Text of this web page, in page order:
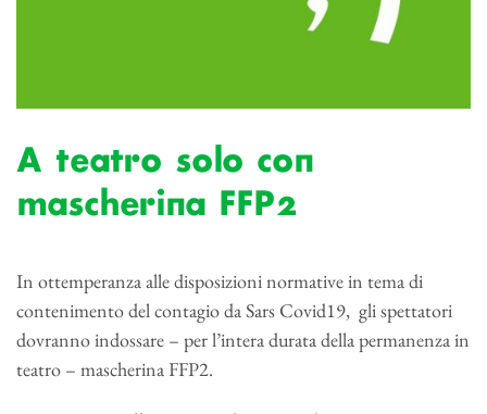
A teatro solo con
mascherina FFP2
In ottemperanza alle disposizioni normative in tema di
contenimento del contagio da Sars Covid19, gli spettatori
dovranno indossare – per l’intera durata della permanenza in
teatro – mascherina FFP2.